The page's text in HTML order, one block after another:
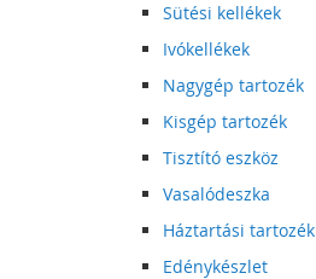
Sütési kellékek
Ivókellékek
Nagygép tartozék
Kisgép tartozék
Tisztító eszköz
Vasalódeszka
Háztartási tartozék
Edénykészlet